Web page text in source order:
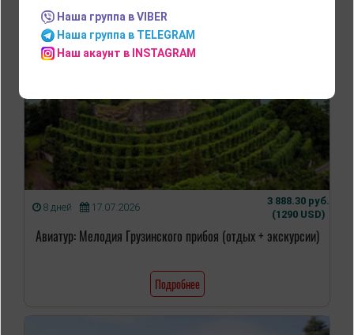
8 дней 17.07.2026
3 888.30 руб.
(1290 USD)
Авиатур: Мелодия Грузинского прибоя (отдых + экскурсии)
Подробнее
Наша группа в VIBER
Наша группа в TELEGRAM
Наш акаунт в INSTAGRAM